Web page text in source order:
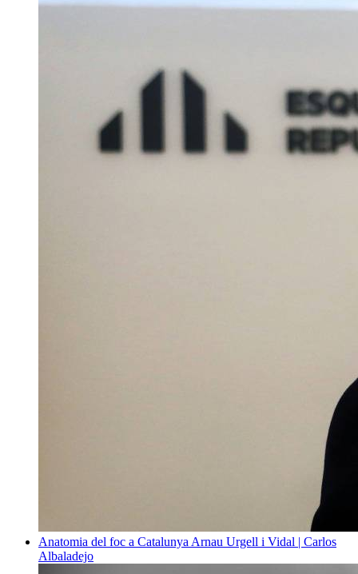
Anatomia del foc a Catalunya Arnau Urgell i Vidal | Carlos
Albaladejo